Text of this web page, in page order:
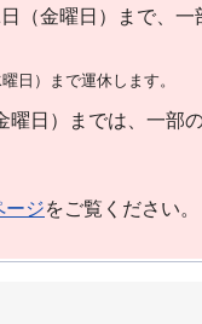
（金曜日）まで、一
日）まで運休します。
日）までは、一部
ージをご覧ください。